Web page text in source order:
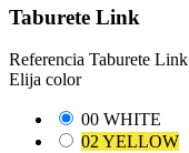
Taburete Link
Referencia Taburete Link
Elija color
00 WHITE
02 YELLOW